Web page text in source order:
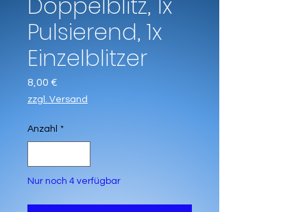
Pulsierend, 1x
Einzelblitzer
8,00 €
zzgl. Versand
Anzahl *
Nur noch 4 verfügbar